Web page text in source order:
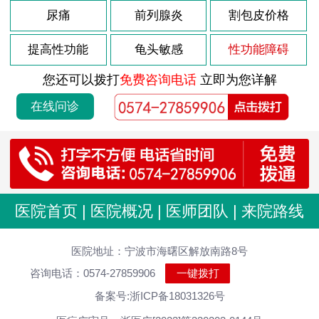
尿痛 前列腺炎 割包皮价格
提高性功能 龟头敏感 性功能障碍
您还可以拨打免费咨询电话立即为您详解
在线问诊
医院首页 | 医院概况 | 医师团队 | 来院路线
医院地址：宁波市海曙区解放南路8号
咨询电话：0574-27859906
一键拨打
备案号:浙ICP备18031326号